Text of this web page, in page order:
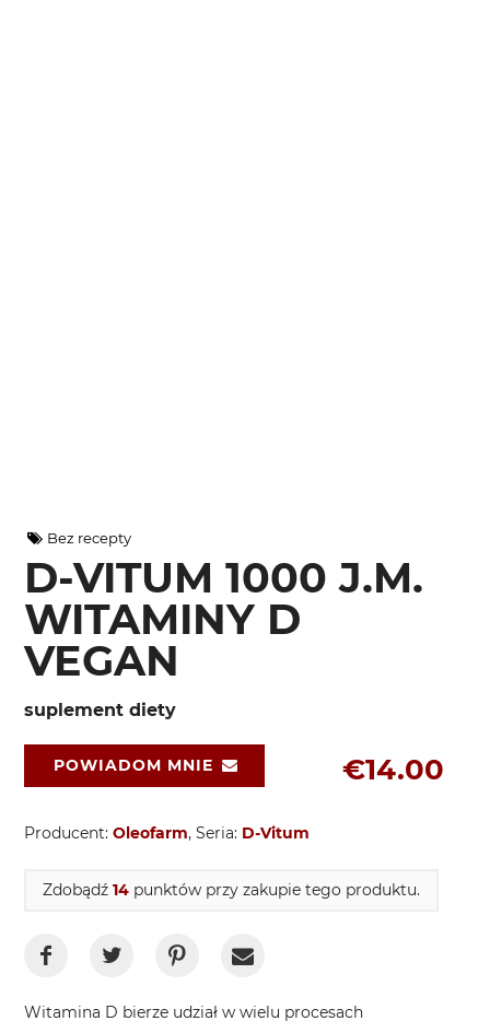
Bez recepty
D-VITUM 1000 J.M.
WITAMINY D
VEGAN
suplement diety
€14.00
POWIADOM MNIE
Producent: Oleofarm, Seria: D-Vitum
Zdobądź 14 punktów przy zakupie tego produktu.
Witamina D bierze udział w wielu procesach